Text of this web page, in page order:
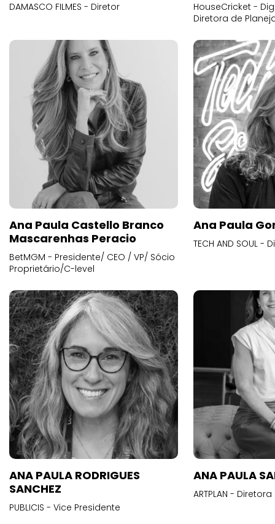
DAMASCO FILMES - Diretor
HouseCricket -
Diretora de
Ana Paula Castello Branco
Mascarenhas Peracio
BetMGM - Presidente/ CEO / VP/ Sócio
Proprietário/C-level
Ana Paula
TECH AND SOUL
ANA PAULA RODRIGUES
SANCHEZ
PUBLICIS - Vice Presidente
ANA PAULA
ARTPLAN -